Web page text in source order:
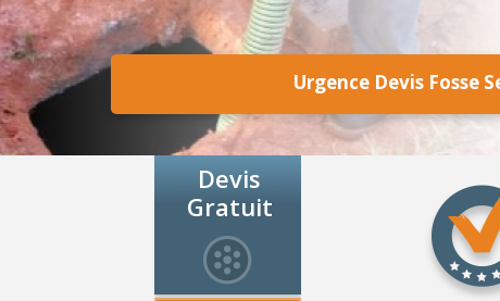
Urgence Devis Fosse
Devis
Gratuit